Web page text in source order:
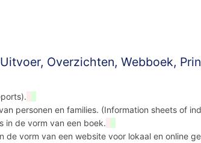
Overzichten, Webboek,
personen en families. (Information sheets of
in de vorm van een boek.
de vorm van een website voor lokaal en online